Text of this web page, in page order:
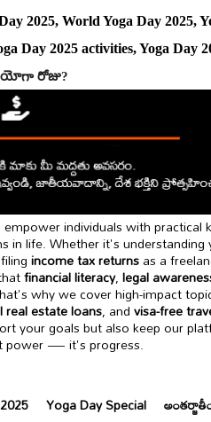
2025, World Yoga Day 2025,
Day 2025 activities, Yoga Day
యోగా రోజు?
individuals with
in life. Whether it's understanding
income tax returnsas a
financial literacy,legal
why we cover high-impact
real estate loans, andvisa-free
your goals but also keep our
power — it's progress.
Yoga Day Special